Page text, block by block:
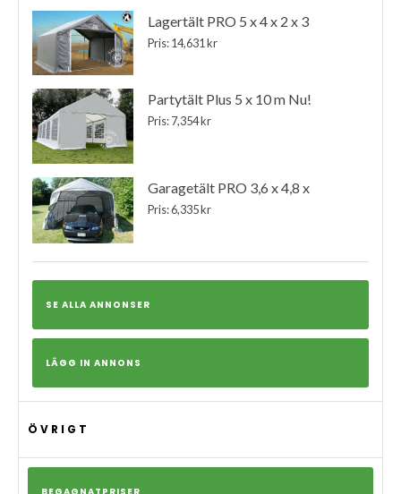
Lagertält PRO 5 x 4 x 2 x 3
Pris: 14,631 kr
Partytält Plus 5 x 10 m Nu!
Pris: 7,354 kr
Garagetält PRO 3,6 x 4,8 x
Pris: 6,335 kr
SE ALLA ANNONSER
LÄGG IN ANNONS
ÖVRIGT